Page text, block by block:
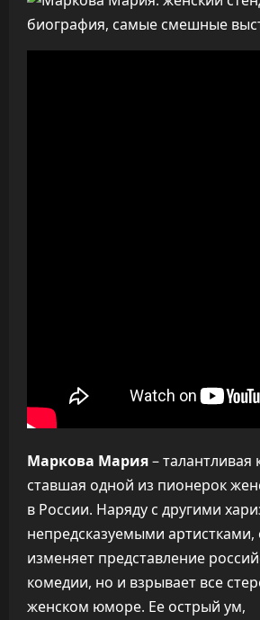
Маркова Мария– талантливая
ставшая одной из пионерок
в России. Наряду с другими
непредсказуемыми артистками,
изменяет представление
комедии, но и взрывает все
женском юморе. Ее острый ум,